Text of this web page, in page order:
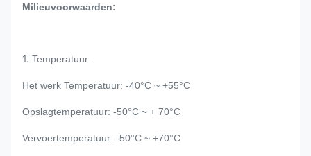
Milieuvoorwaarden:
1. Temperatuur:
Het werk Temperatuur: -40°C ~ +55°C
Opslagtemperatuur: -50°C ~ + 70°C
Vervoertemperatuur: -50°C ~ +70°C